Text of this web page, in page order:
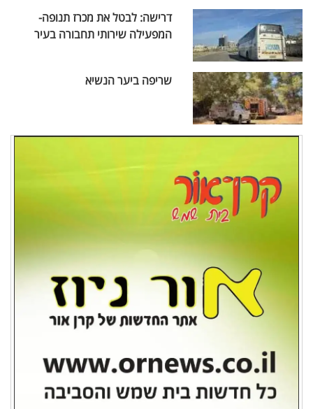
דרישה: לבטל את מכרז תנופה-
המפעילה שירותי תחבורה בעיר
שריפה ביער הנשיא